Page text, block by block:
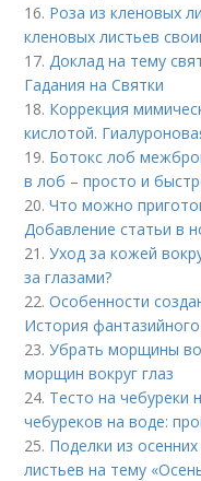
16. Роза из кленовых
кленовых листьев
17.Доклад на тему
Гадания на Святки
18. Коррекция
кислотой.
19. Ботокс лоб
в лоб – просто и
20.Что можно
Добавление статьи в
21.Уход за кожей
за глазами?
22.Особенности
История
23.Убрать морщины
морщин вокруг глаз
24. Тесто на чебуреки
чебуреков на воде:
25. Поделки из
листьев на тему